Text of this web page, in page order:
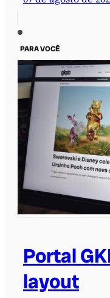
PARA VOCÊ
Portal
layout